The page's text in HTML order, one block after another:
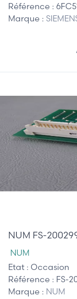
Référence :
Marque :
NUM FS-
NUM
Etat : Occasion
Référence : FS-
Marque : NUM